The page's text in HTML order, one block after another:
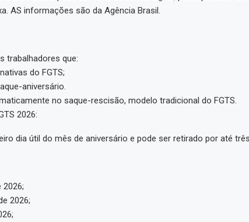
AS informações são da Agência Brasil.
trabalhadores que:
do FGTS;
aniversário.
no saque-rescisão, modelo tradicional do FGTS.
2026:
dia útil do mês de aniversário e pode ser retirado por até
2026;
2026;